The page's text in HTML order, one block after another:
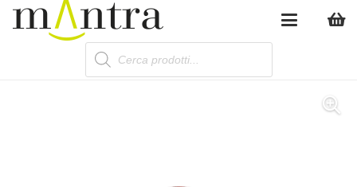
Products
search